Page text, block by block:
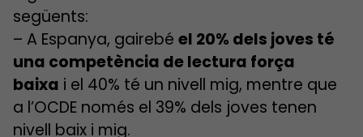
següents:
– A Espanya, gairebé el 20% dels joves té
una competència de lectura força
baixa i el 40% té un nivell mig, mentre que
a l’OCDE només el 39% dels joves tenen
nivell baix i mig.